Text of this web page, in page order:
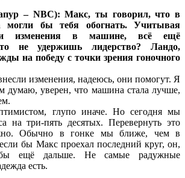
– NBC): Макс, ты говорил, что в
могли бы тебя обогнать. Учитывая
и изменения в машине, всё ещё
не удержишь лидерство? Ландо,
на победу с точки зрения гоночного
изменения, надеюсь, они помогут. Я
думаю, уверен, что машина стала лучше,
глупо иначе. Но сегодня мы
на три-пять десятых. Перевернуть это
Обычно в гонке мы ближе, чем в
бы Макс проехал последний круг, он,
ещё дальше. Не самые радужные
есть.